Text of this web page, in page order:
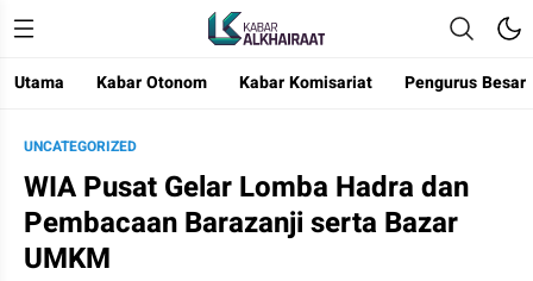
Kabar Alkhairaat
Mengabarkan Kebaikan
Utama Kabar Otonom Kabar Komisariat Pengurus Besar
UNCATEGORIZED
WIA Pusat Gelar Lomba Hadra dan
Pembacaan Barazanji serta Bazar
UMKM